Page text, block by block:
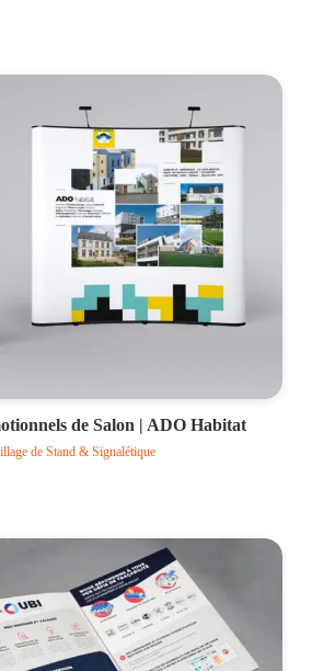
de Salon | ADO Habitat
de Stand & Signalétique